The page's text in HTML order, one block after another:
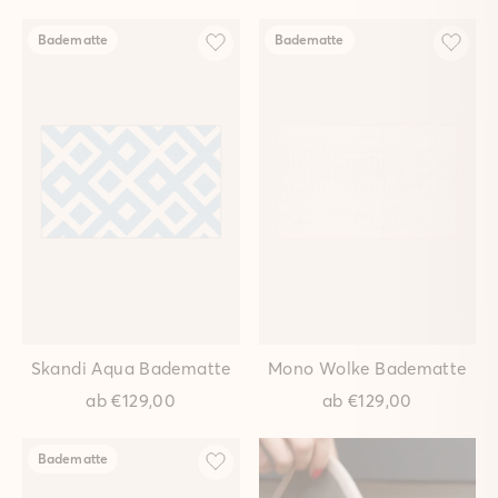
Badematte
Skandi Aqua Badematte
ab€129,00
Badematte
Mono Wolke Badematte
ab €129,00
Badematte